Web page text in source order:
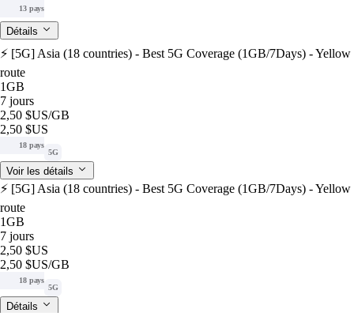
13 pays
Détails
⚡️ [5G] Asia (18 countries) - Best 5G Coverage (1GB/7Days) - Yellow
route
1GB
7 jours
2,50 $US/GB
2,50 $US
18 pays
5G
Voir les détails
⚡️ [5G] Asia (18 countries) - Best 5G Coverage (1GB/7Days) - Yellow
route
1GB
7 jours
2,50 $US
2,50 $US/GB
18 pays
5G
Détails